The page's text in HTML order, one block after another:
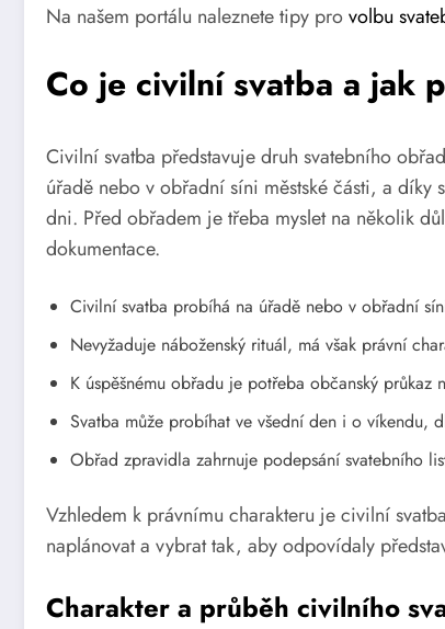
Na našem portálu naleznete tipy provolbu
Co je civilní svatba a jak
Civilní svatba představuje druh svatebního
úřadě nebo v obřadní síni městské části, a
dni. Před obřadem je třeba myslet na několik
dokumentace.
Civilní svatba probíhá na úřadě nebo v obřadní
Nevyžaduje náboženský rituál, má však právní
K úspěšnému obřadu je potřeba občanský
Svatba může probíhat ve všední den i o víkendu,
Obřad zpravidla zahrnuje podepsání svatebního
Vzhledem k právnímu charakteru je civilní
naplánovat a vybrat tak, aby odpovídaly
Charakter a průběh civilního